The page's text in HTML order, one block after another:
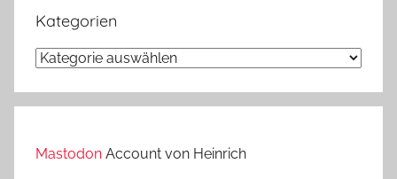
Kategorien
Kategorien
Mastodon Account von Heinrich